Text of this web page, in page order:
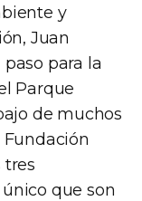
y
Juan
para la
Parque
de muchos
tres
que son